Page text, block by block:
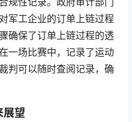
军工企业的订单上链过程
确保了订单上链过程的透
一场比赛中，记录了运动
判可以随时查阅记录，确
展望